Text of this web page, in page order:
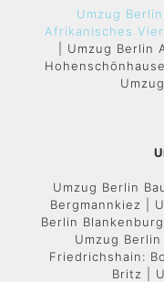
Umzug
Afrikanisches
| Umzug
Umzug Berlin
Bergmannkiez |
Berlin
Umzug
Friedrichshain:
Britz |